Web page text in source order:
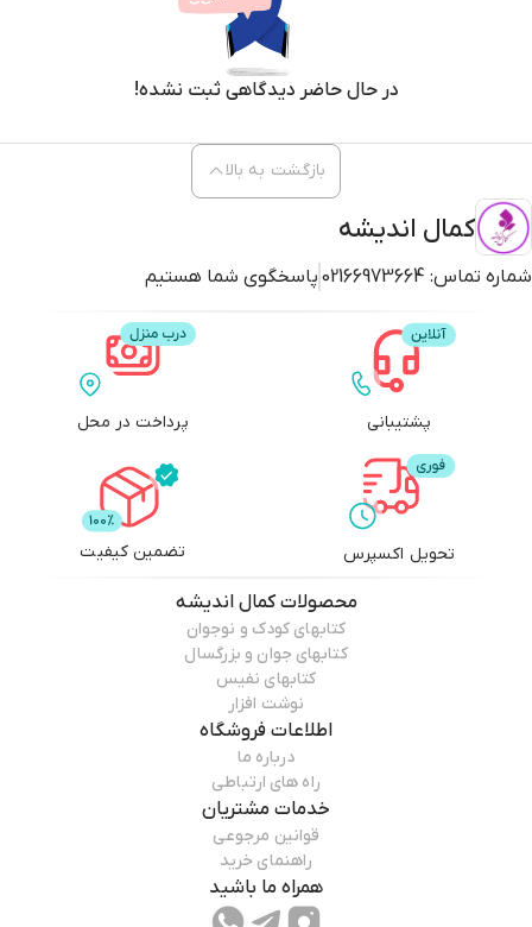
در حال حاضر دیدگاهی ثبت نشده!
کمال اندیشه
شماره تماس: 02166973664 پاسخگوی شما هستیم
بازگشت به بالا
پشتیبانی پرداخت در محل
تحویل اکسپرس تضمین کیفیت
محصولاتکمال اندیشه
کتابهای کودک و نوجوان
کتابهای جوان و بزرگسال
کتابهای نفیس
نوشت افزار
اطلاعات فروشگاه
درباره ما
راه های ارتباطی
خدمات مشتریان
قوانین مرجوعی
راهنمای خرید
همراه ما باشید